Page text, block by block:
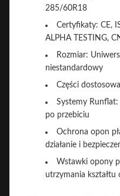
285/60R18
Certyfikaty: CE,
ALPHA TESTING,
Rozmiar:
niestandardowy
Części
Systemy
po przebiciu
Ochrona opon
działanie i
Wstawki opony
utrzymania